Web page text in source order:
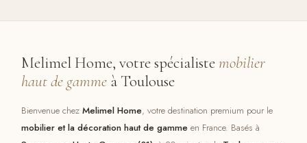
Melimel Home, votre spécialistemobilier
haut de gamme à Toulouse
Bienvenue chezMelimel Home, votre destination premium pour le
mobilier et la décoration haut de gamme en France. Basés à